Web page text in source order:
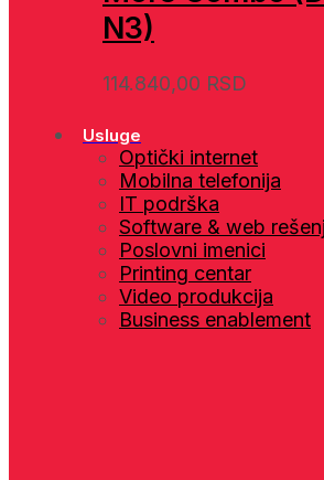
N3)
114.840,00 RSD
Usluge
Optički internet
Mobilna telefonija
IT podrška
Software & web
Poslovni imenici
Printing centar
Video produkcija
Business enablement